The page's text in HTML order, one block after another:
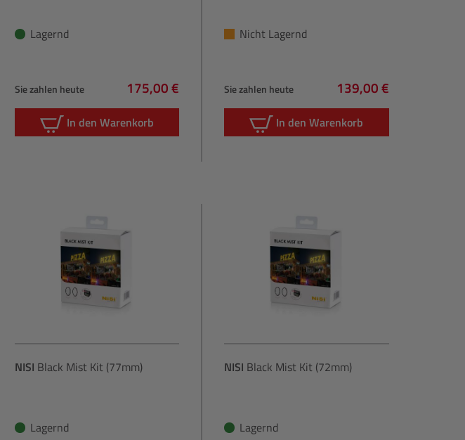
Lagernd
Sie zahlen heute
Regulärer Preis:
175,00 €
In den Warenkorb
Nicht Lagernd
Sie zahlen heute
Regulärer Preis:
139,00 €
In den Warenkorb
NISI Black Mist Kit (77mm)
Lagernd
NISI Black Mist Kit (72mm)
Lagernd